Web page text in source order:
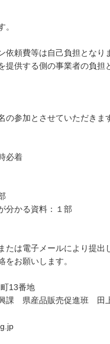
頼費等は自己負担となり
する側の事業者の負担と
加とさせていただきます
必着
かる資料：１部
電子メールにより提出し
願いします。
番地
産品販売促進班 田上